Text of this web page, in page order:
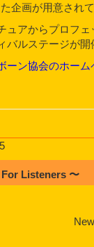
企画が用意されて
ュアからプロフ
バルステージが開
ーン協会のホーム
Listeners 〜
New